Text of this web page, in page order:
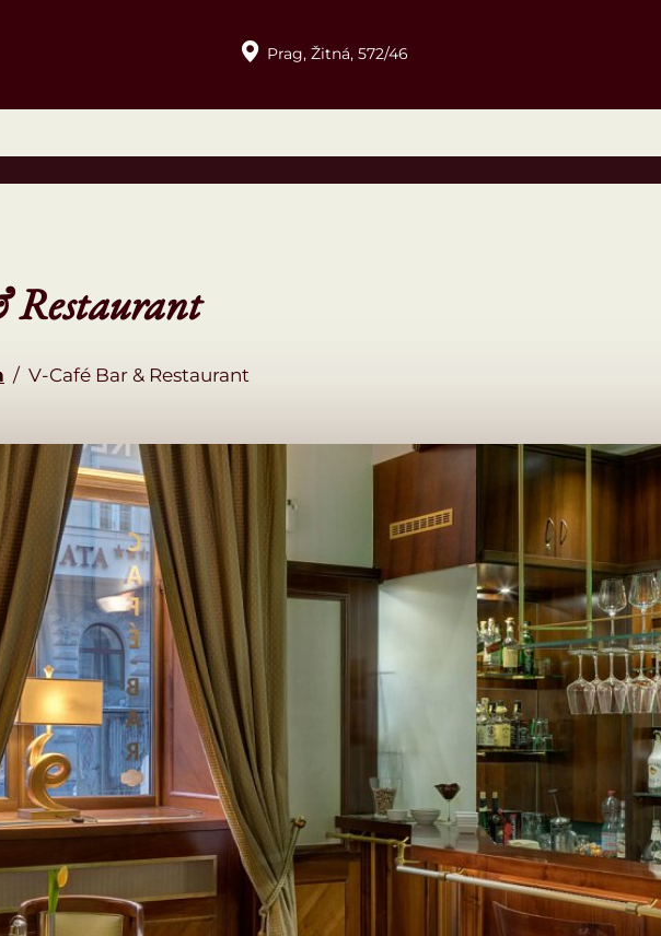
Prag, Žitná, 572/46
Restaurant
/ V-Café Bar & Restaurant